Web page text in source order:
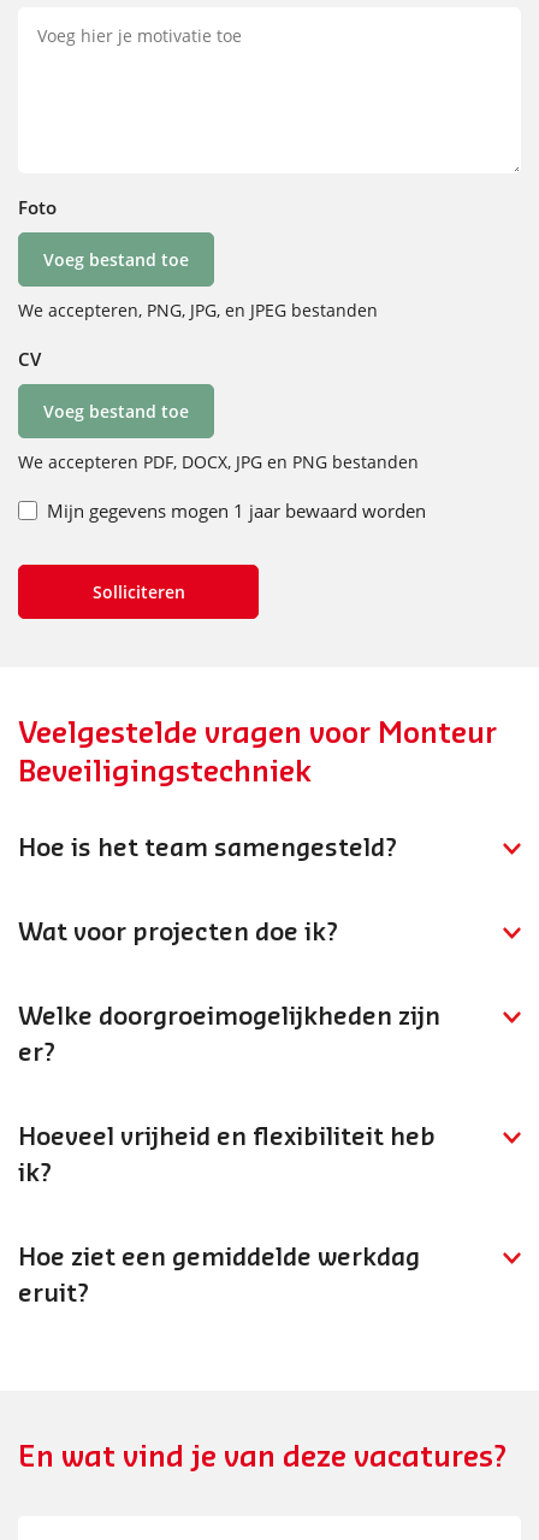
Foto
Voeg bestand toe
We accepteren, PNG, JPG, en JPEG bestanden
CV
Voeg bestand toe
We accepteren PDF, DOCX, JPG en PNG bestanden
Mijn gegevens mogen 1 jaar bewaard worden
Veelgestelde vragen voor Monteur
Beveiligingstechniek
Hoe is het team samengesteld?
projectleiders en technisch specialisten
Wat voor projecten doe ik?
brandmeldinstallaties. Van kleine installaties tot grote
complexe projecten.
Welke doorgroeimogelijkheden zijn
er?
richting engineering of projectleiding.
Hoeveel vrijheid en flexibiliteit heb
ik?
projectleiding en klanten.
Hoe ziet een gemiddelde werkdag
eruit?
En wat vind je van deze vacatures?